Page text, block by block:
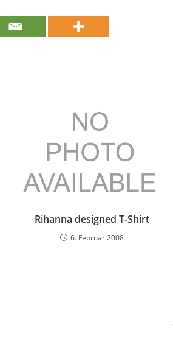
Rihanna designed T-Shirt
6. Februar 2008